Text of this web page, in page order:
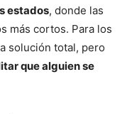
estados, donde las
más cortos. Para los
solución total, pero
que alguien se